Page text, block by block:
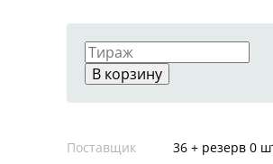
В корзину
Поставщик 36 + резерв 0